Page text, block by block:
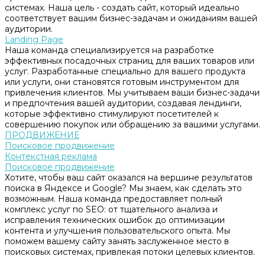
системах. Наша цель - создать сайт, который идеально
соответствует вашим бизнес-задачам и ожиданиям вашей
аудитории.
Landing Page
Наша команда специализируется на разработке
эффективных посадочных страниц для ваших товаров или
услуг. Разработанные специально для вашего продукта
или услуги, они становятся готовым инструментом для
привлечения клиентов. Мы учитываем ваши бизнес-задачи
и предпочтения вашей аудитории, создавая лендинги,
которые эффективно стимулируют посетителей к
совершению покупок или обращению за вашими услугами.
ПРОДВИЖЕНИЕ
Поисковое продвижение
Контекстная реклама
Поисковое продвижение
Хотите, чтобы ваш сайт оказался на вершине результатов
поиска в Яндексе и Google? Мы знаем, как сделать это
возможным. Наша команда предоставляет полный
комплекс услуг по SEO: от тщательного анализа и
исправления технических ошибок до оптимизации
контента и улучшения пользовательского опыта. Мы
поможем вашему сайту занять заслуженное место в
поисковых системах, привлекая потоки целевых клиентов.